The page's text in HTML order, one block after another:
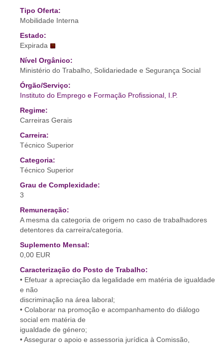
Tipo Oferta:
Mobilidade Interna
Estado:
Expirada
Nível Orgânico:
Ministério do Trabalho, Solidariedade e Segurança Social
Órgão/Serviço:
Instituto do Emprego e Formação Profissional, I.P.
Regime:
Carreiras Gerais
Carreira:
Técnico Superior
Categoria:
Técnico Superior
Grau de Complexidade:
3
Remuneração:
A mesma da categoria de origem no caso de trabalhadores
detentores da carreira/categoria.
Suplemento Mensal:
0,00 EUR
Caracterização do Posto de Trabalho:
• Efetuar a apreciação da legalidade em matéria de igualdade
e não
discriminação na área laboral;
• Colaborar na promoção e acompanhamento do diálogo
social em matéria de
igualdade de género;
• Assegurar o apoio e assessoria jurídica à Comissão,